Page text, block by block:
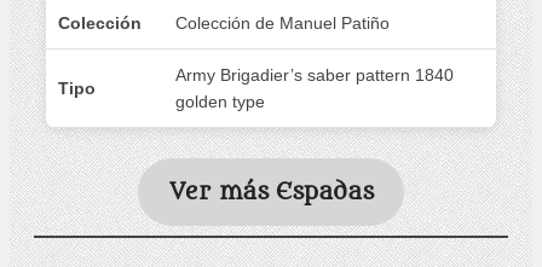
Colección Colección de Manuel Patiño
Tipo
Army Brigadier’s saber pattern 1840
golden type
Ver más Espadas